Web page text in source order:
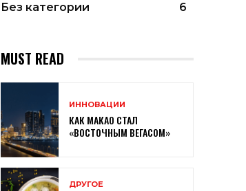
Без категории
6
MUST READ
ИННОВАЦИИ
КАК МАКАО СТАЛ
«ВОСТОЧНЫМ ВЕГАСОМ»
ДРУГОЕ